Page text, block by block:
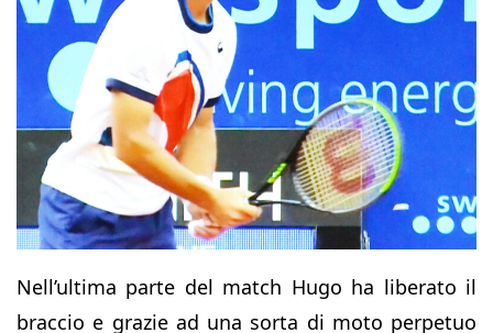
Nell’ultima parte del match Hugo ha liberato il
braccio e grazie ad una sorta di moto perpetuo